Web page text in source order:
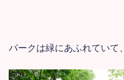
パークは緑にあふれていて、